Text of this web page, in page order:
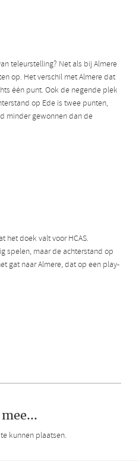
teleurstelling? Net als bij Almere
op. Het verschil met Almere dat
één punt. Ook de negende plek
op Ede is twee punten,
minder gewonnen dan de
het doek valt voor HCAS.
spelen, maar de achterstand op
gat naar Almere, dat op een play-
kunnen plaatsen.